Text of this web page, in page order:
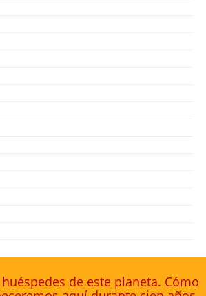
de este planeta. Cómo